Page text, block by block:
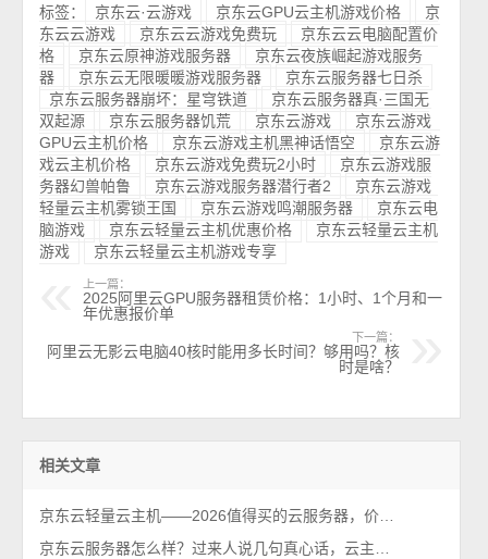
标签： 京东云·云游戏 京东云GPU云主机游戏价格
京
东云云游戏
京东云云游戏免费玩
京东云云电脑配置价
格
京东云原神游戏服务器
京东云夜族崛起游戏服务
器
京东云无限暖暖游戏服务器
京东云服务器七日杀
京东云服务器崩坏：星穹铁道
京东云服务器真·三国无
双起源
京东云服务器饥荒 京东云游戏
京东云游戏
GPU云主机价格
京东云游戏主机黑神话悟空
京东云游
戏云主机价格
京东云游戏免费玩2小时
京东云游戏服
务器幻兽帕鲁
京东云游戏服务器潜行者2
京东云游戏
轻量云主机雾锁王国
京东云游戏鸣潮服务器
京东云电
脑游戏
京东云轻量云主机优惠价格
京东云轻量云主机
游戏
京东云轻量云主机游戏专享
上一篇：
2025阿里云GPU服务器租赁价格：1小时、1个月和一
年优惠报价单
下一篇：
阿里云无影云电脑40核时能用多长时间？够用吗？核
时是啥？
相关文章
京东云轻量云主机——2026值得买的云服务器，价格便宜性能可以！
京东云服务器怎么样？过来人说几句真心话，云主机值得买吗？